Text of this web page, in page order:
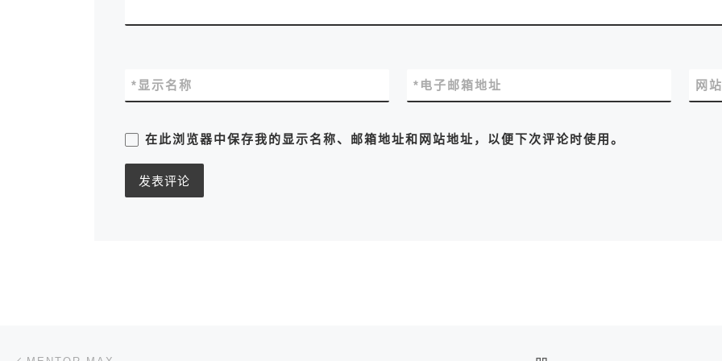
显示名称
* 电子邮箱地址
* 网
在此浏览器中保存我的显示名称、邮箱地址和网站地址，以便下次评论时使用。
文章导航